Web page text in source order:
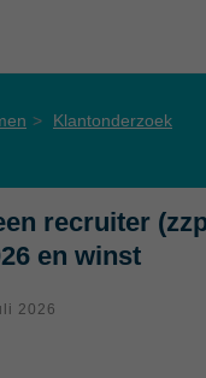
Klantonderzoek
recruiter
en winst
2026